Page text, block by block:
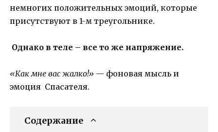
немногих положительных эмоций, которые
присутствуют в 1-м треугольнике.
Однако в теле – все то же напряжение.
«Как мне вас жалко!» — фоновая мысль и
эмоция Спасателя.
Содержание